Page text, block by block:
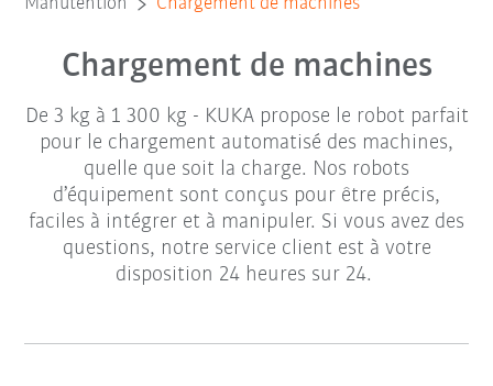
Chargement de machines
De 3 kg à 1 300 kg - KUKA propose le robot parfait
pour le chargement automatisé des machines,
quelle que soit la charge. Nos robots
d’équipement sont conçus pour être précis,
faciles à intégrer et à manipuler. Si vous avez des
questions, notre service client est à votre
disposition 24 heures sur 24.